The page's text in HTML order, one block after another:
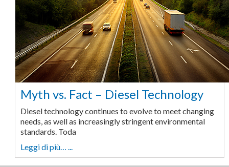
Myth vs. Fact – Diesel Technology
Diesel technology continues to evolve to meet changing
needs, as well as increasingly stringent environmental
standards. Toda
Leggi di più… ...